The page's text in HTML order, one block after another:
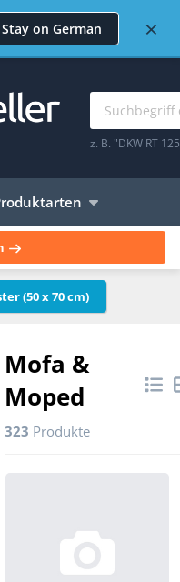
Stay on German ×
z. B. "DKW RT
(50 x 70 cm)
Mofa &
Moped
323 Produkte